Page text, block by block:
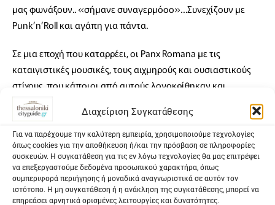
Διαχείριση Συγκατάθεσης
Για να παρέχουμε την καλύτερη εμπειρία, χρησιμοποιούμε τεχνολογίες
όπως cookies για την αποθήκευση ή/και την πρόσβαση σε πληροφορίες
συσκευών. Η συγκατάθεση για τις εν λόγω τεχνολογίες θα μας επιτρέψει
να επεξεργαστούμε δεδομένα προσωπικού χαρακτήρα, όπως
συμπεριφορά περιήγησης ή μοναδικά αναγνωριστικά σε αυτόν τον
ιστότοπο. Η μη συγκατάθεση ή η ανάκληση της συγκατάθεσης, μπορεί να
επηρεάσει αρνητικά ορισμένες λειτουργίες και δυνατότητες.
μας φωνάξουν.. «σήμανε συναγερμόοο»…Συνεχίζουν με
Punk’n’Roll και αγάπη για πάντα.
Σε μια εποχή που καταρρέει, οι Panx Romana με τις
καταιγιστικές μουσικές, τους αιχμηρούς και ουσιαστικούς
στίχους, που κάποιοι από αυτούς λογοκρίθηκαν και
απαγορεύτηκαν, και τη στάση τους, ενώνουν ολόκληρες
γενιές μέσα από τραγούδια για ισότητα, ελευθερία,
ανθρωπιά. Ιδέες και έννοιες που βάλλονται με πάθος. Είναι η
δύναμη του συνειδητοποιημένου rock’n’roll που “ζει τ’
όνειρο ακόμα και ας μοιάζει ουτοπία”.
Αυτή η δύναμη είναι που ενώνει φωνές, στην